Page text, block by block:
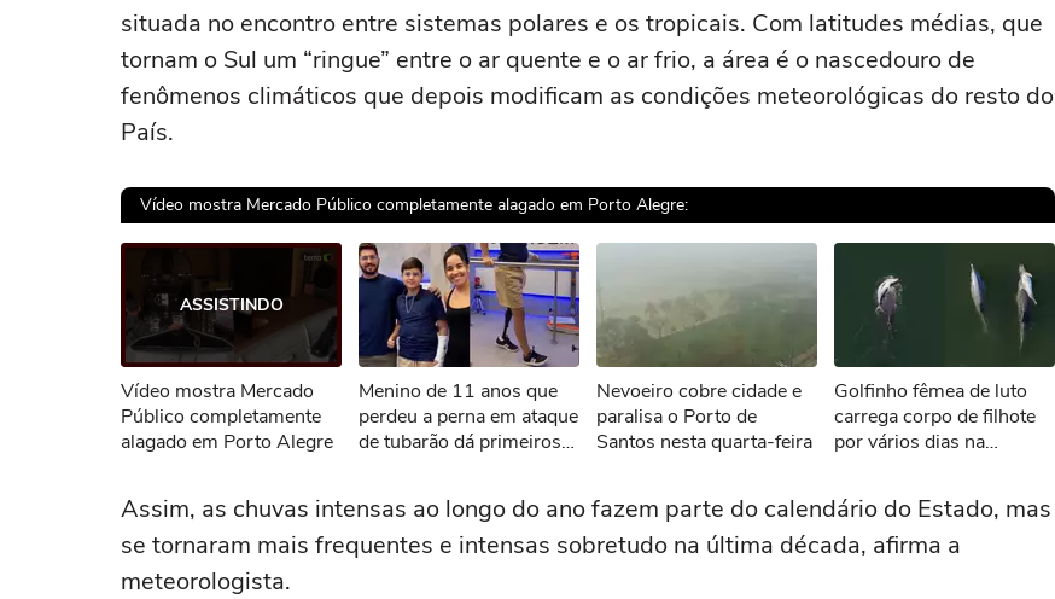
situada no encontro entre sistemas polares e os tropicais. Com latitudes médias, que
tornam o Sul um “ringue” entre o ar quente e o ar frio, a área é o nascedouro de
fenômenos climáticos que depois modificam as condições meteorológicas do resto do
País.
Vídeo mostra Mercado Público completamente alagado em Porto Alegre:
Ops!
Não foi possível reproduzir o vídeo
Tentar novamente
ASSISTINDO
Vídeo mostra Mercado
Público completamente
alagado em Porto Alegre
Menino de 11 anos que
perdeu a perna em ataque
de tubarão dá primeiros
Nevoeiro cobre cidade e
paralisa o Porto de
Santos nesta quarta-feira
Golfinho fêmea de luto
carrega corpo de filhote
por vários dias na
Assim, as chuvas intensas ao longo do ano fazem parte do calendário do Estado, mas
se tornaram mais frequentes e intensas sobretudo na última década, afirma a
meteorologista.